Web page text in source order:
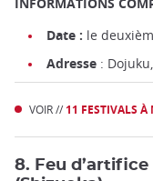
Date : le
Adresse :
VOIR // 11 FESTIVALS À
8. Feu